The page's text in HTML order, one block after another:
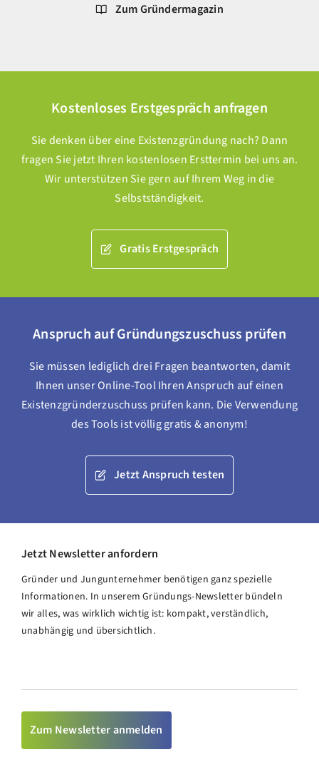
Zum Gründermagazin
Kostenloses Erstgespräch anfragen
Sie denken über eine Existenzgründung nach? Dann
fragen Sie jetzt Ihren kostenlosen Ersttermin bei uns an.
Wir unterstützen Sie gern auf Ihrem Weg in die
Selbstständigkeit.
Gratis Erstgespräch
Anspruch auf Gründungszuschuss prüfen
Sie müssen lediglich drei Fragen beantworten, damit
Ihnen unser Online-Tool Ihren Anspruch auf einen
Existenzgründerzuschuss prüfen kann. Die Verwendung
des Tools ist völlig gratis & anonym!
Jetzt Anspruch testen
Jetzt Newsletter anfordern
Gründer und Jungunternehmer benötigen ganz spezielle
Informationen. In unserem Gründungs-Newsletter bündeln
wir alles, was wirklich wichtig ist: kompakt, verständlich,
unabhängig und übersichtlich.
Zum Newsletter anmelden